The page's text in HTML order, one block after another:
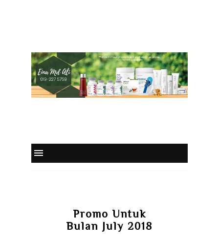
Promo Untuk
Bulan July 2018